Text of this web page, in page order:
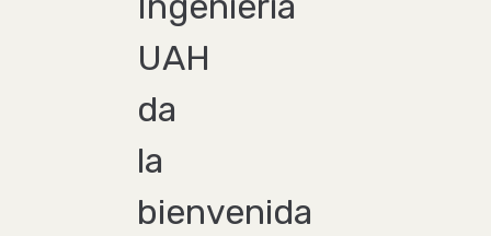
UAH
da
la
bienvenida